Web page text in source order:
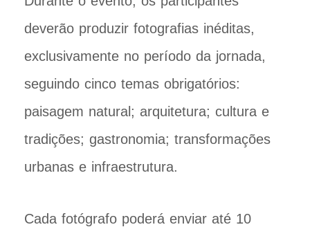
deverão produzir fotografias inéditas,
exclusivamente no período da jornada,
seguindo cinco temas obrigatórios:
paisagem natural; arquitetura; cultura e
tradições; gastronomia; transformações
urbanas e infraestrutura.
Cada fotógrafo poderá enviar até 10